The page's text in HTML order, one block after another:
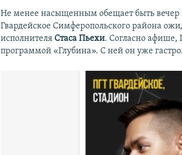
Не менее насыщенным обещает быть вечер
Гвардейское Симферопольского района
исполнителя Стаса Пьехи. Согласно афише,
программой «Глубина». С ней он уже